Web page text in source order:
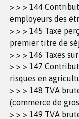
> > > 144
employeurs des
> > > 145 Taxe
premier titre de
> > > 146 Taxes
> > > 147
risques en
> > > 148 TVA
(commerce de
> > > 149 TVA